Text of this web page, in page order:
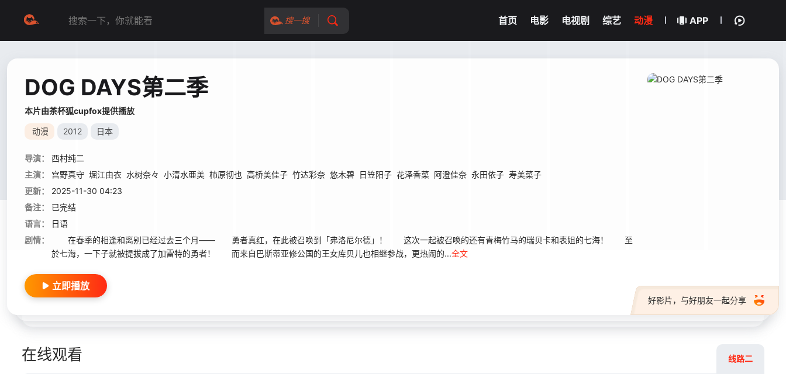
搜一搜 首页 电影 电视剧 综艺 动漫 APP
DOG DAYS第二季
本片由茶杯狐cupfox提供播放
动漫 2012 日本
导演：
西村纯二
主演：
宫野真守 堀江由衣 水树奈々 小清水亜美 柿原彻也 高桥美佳子 竹达彩奈 悠木碧 日笠阳子 花泽香菜 阿澄佳奈 永田依子 寿美菜子
更新：
2025-11-30 04:23
备注：
已完结
语言：
日语
剧情：
在春季的相逢和离别已经过去三个月—— 勇者真红，在此被召唤到「弗洛尼尔德」！ 这次一起被召唤的还有青梅竹马的瑞贝卡和表姐的七海！ 至
於七海，一下子就被提拔成了加雷特的勇者！ 而来自巴斯蒂亚修公国的王女库贝儿也相继参战，更热闹的...全文
好影片，与好朋友一起分享
立即播放
在线观看 线路二